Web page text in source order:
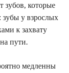
зубов, которые
у взрослых
к захвату
пути.
медленны